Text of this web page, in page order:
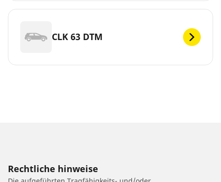
CLK 63 DTM
Rechtliche hinweise